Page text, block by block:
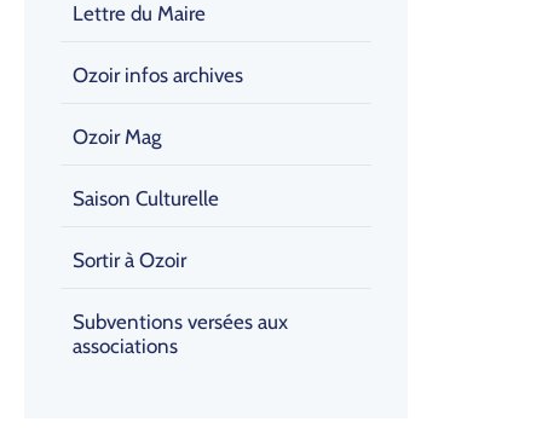
Lettre du Maire
Ozoir infos archives
Ozoir Mag
Saison Culturelle
Sortir à Ozoir
Subventions versées aux
associations